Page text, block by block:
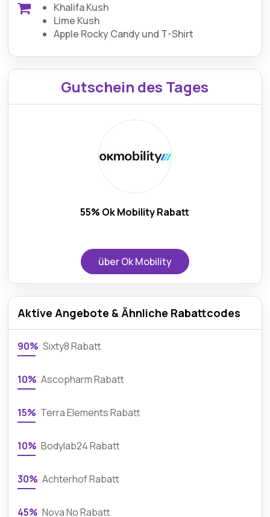
Khalifa Kush
Lime Kush
Apple Rocky Candy und T-Shirt
Gutschein des Tages
55% Ok Mobility Rabatt
über Ok Mobility
Aktive Angebote & Ähnliche Rabattcodes
90% Sixty8 Rabatt
10% Ascopharm Rabatt
15% Terra Elements Rabatt
10% Bodylab24 Rabatt
30% Achterhof Rabatt
45% Nova No Rabatt